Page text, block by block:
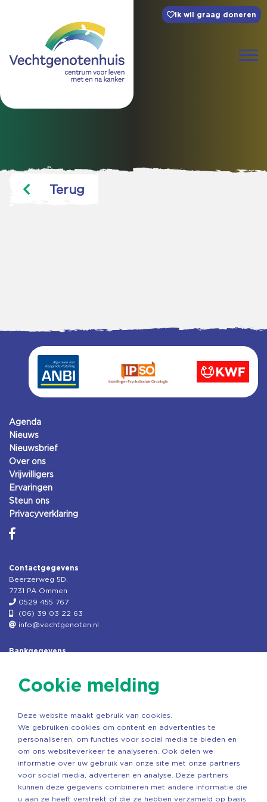
Ik wil graag doneren
Terug
Agenda
Nieuws
Nieuwsbrief
Over ons
Vrijwilligers
Ervaringen
Steun ons
Privacyverklaring
Contactgegevens
Beerzerweg 5D.
7731 PA Ommen
0529 455 767
(06) 39 03 22 63
info@vechtgenoten.nl
Bankgegevens
Rek.nr: NL85RABO0127579230
Copyright ©2026 Vechtgenoten
Cookie melding
Deze website maakt gebruik van cookies.
We gebruiken cookies om content en advertenties te
personaliseren, om functies voor social media te bieden en
om ons websiteverkeer te analyseren. Ook delen we
informatie over uw gebruik van onze site met onze partners
voor social media, adverteren en analyse. Deze partners
kunnen deze gegevens combineren met andere informatie die
u aan ze heeft verstrekt of die ze hebben verzameld op basis